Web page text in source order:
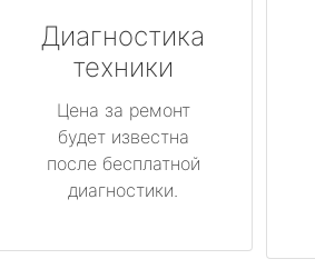
Диагностика
техники
Цена за ремонт
будет известна
после бесплатной
диагностики.